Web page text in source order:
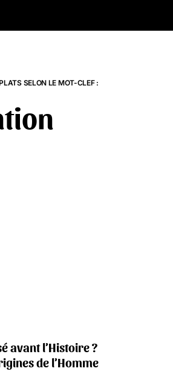
SELON LE MOT-CLEF :
avant l’Histoire ?
de l’Homme